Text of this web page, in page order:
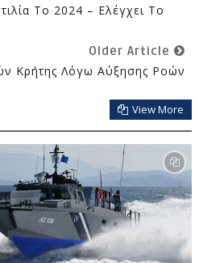
Το 2024 – Ελέγχει Το
Older Article
Κρήτης Λόγω Αύξησης Ροών
View More